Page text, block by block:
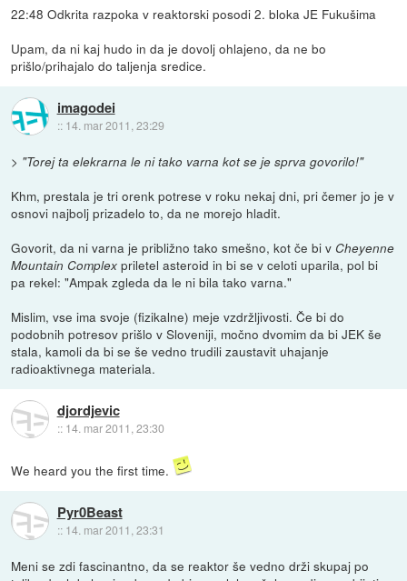
22:48 Odkrita razpoka v reaktorski posodi 2. bloka JE Fukušima
Upam, da ni kaj hudo in da je dovolj ohlajeno, da ne bo
prišlo/prihajalo do taljenja sredice.
imagodei
:: 14. mar 2011, 23:29
> "Torej ta elekrarna le ni tako varna kot se je sprva govorilo!"
Khm, prestala je tri orenk potrese v roku nekaj dni, pri čemer jo je v
osnovi najbolj prizadelo to, da ne morejo hladit.
Govorit, da ni varna je približno tako smešno, kot če bi v Cheyenne
Mountain Complex priletel asteroid in bi se v celoti uparila, pol bi
pa rekel: "Ampak zgleda da le ni bila tako varna."
Mislim, vse ima svoje (fizikalne) meje vzdržljivosti. Če bi do
podobnih potresov prišlo v Sloveniji, močno dvomim da bi JEK še
stala, kamoli da bi se še vedno trudili zaustavit uhajanje
radioaktivnega materiala.
djordjevic
:: 14. mar 2011, 23:30
We heard you the first time.
Pyr0Beast
:: 14. mar 2011, 23:31
Meni se zdi fascinantno, da se reaktor še vedno drži skupaj po